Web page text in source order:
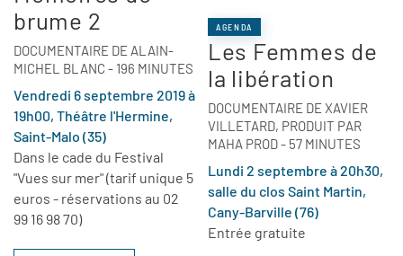
brume 2
DOCUMENTAIRE DE ALAIN-
MICHEL BLANC - 196 MINUTES
Vendredi 6 septembre 2019 à
19h00, Théâtre l'Hermine,
Saint-Malo (35)
Dans le cade du Festival
"Vues sur mer" (tarif unique 5
euros - réservations au 02
99 16 98 70)
AGENDA
Les Femmes de
la libération
DOCUMENTAIRE DE XAVIER
VILLETARD, PRODUIT PAR
MAHA PROD - 57 MINUTES
Lundi 2 septembre à 20h30,
salle du clos Saint Martin,
Cany-Barville (76)
Entrée gratuite